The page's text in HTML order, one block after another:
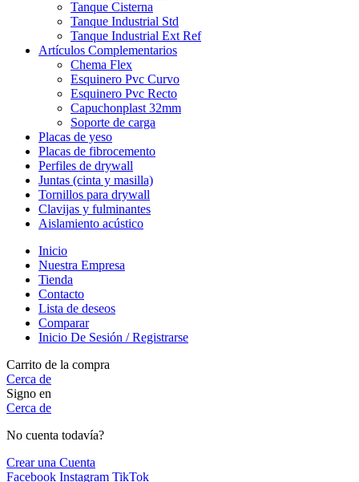
Tanque Cisterna
Tanque Industrial Std
Tanque Industrial Ext Ref
Artículos Complementarios
Chema Flex
Esquinero Pvc Curvo
Esquinero Pvc Recto
Capuchonplast 32mm
Soporte de carga
Placas de yeso
Placas de fibrocemento
Perfiles de drywall
Juntas (cinta y masilla)
Tornillos para drywall
Clavijas y fulminantes
Aislamiento acústico
Inicio
Nuestra Empresa
Tienda
Contacto
Lista de deseos
Comparar
Inicio De Sesión / Registrarse
Carrito de la compra
Cerca de
Signo en
Cerca de
No cuenta todavía?
Crear una Cuenta
Facebook Instagram TikTok